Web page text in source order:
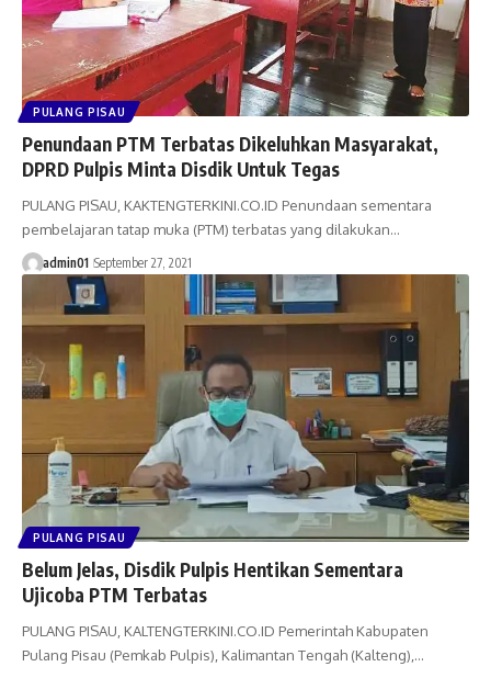
PULANG PISAU
Penundaan PTM Terbatas Dikeluhkan Masyarakat,
DPRD Pulpis Minta Disdik Untuk Tegas
PULANG PISAU, KAKTENGTERKINI.CO.ID Penundaan sementara
pembelajaran tatap muka (PTM) terbatas yang dilakukan…
admin01 September 27, 2021
PULANG PISAU
Belum Jelas, Disdik Pulpis Hentikan Sementara
Ujicoba PTM Terbatas
PULANG PISAU, KALTENGTERKINI.CO.ID Pemerintah Kabupaten
Pulang Pisau (Pemkab Pulpis), Kalimantan Tengah (Kalteng),…